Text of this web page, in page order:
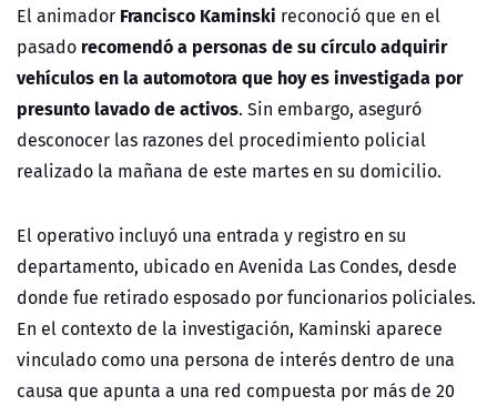
El animador Francisco Kaminski reconoció que en el
pasado recomendó a personas de su círculo adquirir
vehículos en la automotora que hoy es investigada por
presunto lavado de activos. Sin embargo, aseguró
desconocer las razones del procedimiento policial
realizado la mañana de este martes en su domicilio.
El operativo incluyó una entrada y registro en su
departamento, ubicado en Avenida Las Condes, desde
donde fue retirado esposado por funcionarios policiales.
En el contexto de la investigación, Kaminski aparece
vinculado como una persona de interés dentro de una
causa que apunta a una red compuesta por más de 20